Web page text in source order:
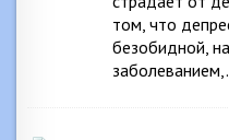
том, что
безобидной,